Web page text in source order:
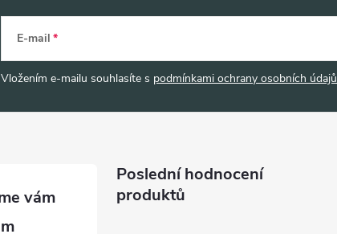
E-mail
Vložením e-mailu souhlasíte s podmínkami ochrany osobních údajů
Poslední hodnocení
produktů